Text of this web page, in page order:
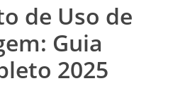
de Uso de
Guia
2025